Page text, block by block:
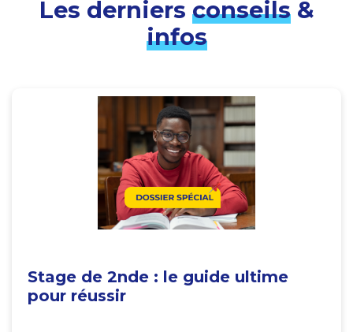
Les derniers conseils&
infos
Stage de 2nde : le guide ultime
pour réussir